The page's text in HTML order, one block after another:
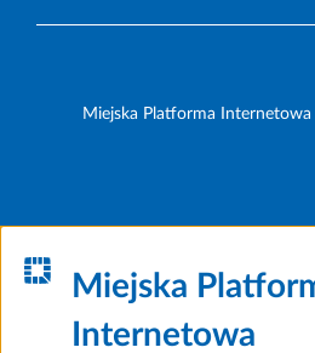
Miejska Platforma Internetowa
Miejska
Internetowa